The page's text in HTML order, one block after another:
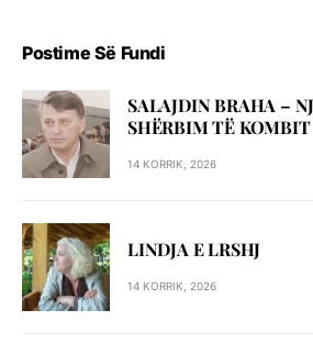
Postime Së Fundi
SALAJDIN BRAHA –
SHЁRBIM TЁ KOMBIT
14 KORRIK, 2026
LINDJA E LRSHJ
14 KORRIK, 2026